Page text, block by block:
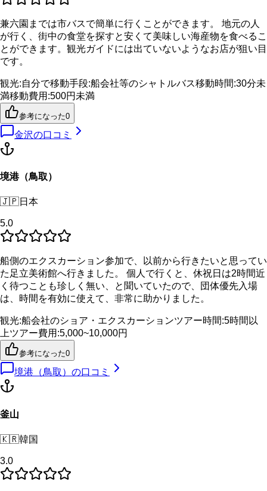
兼六園までは市バスで簡単に行くことができます。 地元の人
が行く、街中の食堂を探すと安くて美味しい海産物を食べるこ
とができます。観光ガイドには出ていないようなお店が狙い目
です。
観光:自分で移動手段:船会社等のシャトルバス移動時間:30分未
満移動費用 :500円未満
参考になった0
金沢の口コミ
境港（鳥取）
🇯🇵日本
5.0
船側のエクスカーション参加で、以前から行きたいと思ってい
た足立美術館へ行きました。 個人で行くと、休祝日は2時間近
く待つことも珍しく無い、と聞いていたので、団体優先入場
は、時間を有効に使えて、非常に助かりました。
観光:船会社のショア・エクスカーションツアー時間:5時間以
上ツアー費用 :5,000~10,000円
参考になった0
境港（鳥取） の口コミ
釜山
🇰🇷韓国
3.0